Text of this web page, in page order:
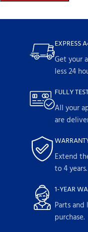
EXPRESS
Get your
less 24
FULLY
All your
are
Extend
to 4 years.
1-YEAR
Parts
purchase.